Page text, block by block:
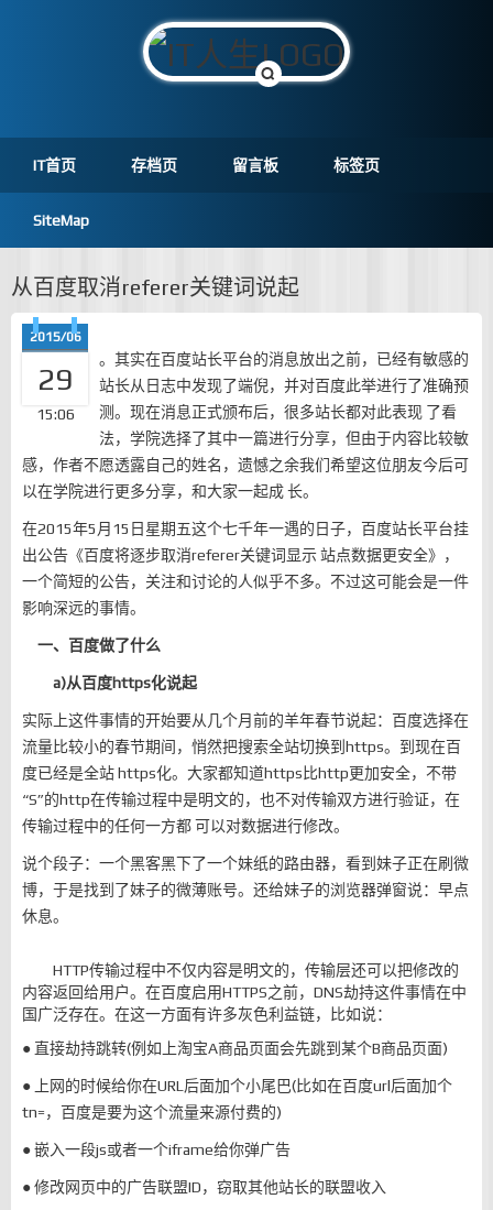
IT首页 存档页 留言板 标签页
SiteMap
从百度取消referer关键词说起
2015/06
29
15:06
。其实在百度站长平台的消息放出之前，已经有敏感的
站长从日志中发现了端倪，并对百度此举进行了准确预
测。现在消息正式颁布后，很多站长都对此表现 了看
法，学院选择了其中一篇进行分享，但由于内容比较敏
感，作者不愿透露自己的姓名，遗憾之余我们希望这位朋友今后可
以在学院进行更多分享，和大家一起成 长。
在2015年5月15日星期五这个七千年一遇的日子，百度站长平台挂
出公告《百度将逐步取消referer关键词显示 站点数据更安全》，
一个简短的公告，关注和讨论的人似乎不多。不过这可能会是一件
影响深远的事情。
一、百度做了什么
a)从百度https化说起
实际上这件事情的开始要从几个月前的羊年春节说起：百度选择在
流量比较小的春节期间，悄然把搜索全站切换到https。到现在百
度已经是全站 https化。大家都知道https比http更加安全，不带
“S”的http在传输过程中是明文的，也不对传输双方进行验证，在
传输过程中的任何一方都 可以对数据进行修改。
说个段子：一个黑客黑下了一个妹纸的路由器，看到妹子正在刷微
博，于是找到了妹子的微薄账号。还给妹子的浏览器弹窗说：早点
休息。
HTTP传输过程中不仅内容是明文的，传输层还可以把修改的
内容返回给用户。在百度启用HTTPS之前，DNS劫持这件事情在中
国广泛存在。在这一方面有许多灰色利益链，比如说：
● 直接劫持跳转(例如上淘宝A商品页面会先跳到某个B商品页面)
● 上网的时候给你在URL后面加个小尾巴(比如在百度url后面加个
tn=，百度是要为这个流量来源付费的)
● 嵌入一段js或者一个iframe给你弹广告
● 修改网页中的广告联盟ID，窃取其他站长的联盟收入